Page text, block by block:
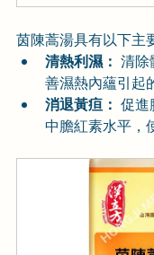
茵陳蒿湯具有以下主
清熱利濕： 清除
善濕熱內蘊引起
消退黃疸： 促進
中膽紅素水平，